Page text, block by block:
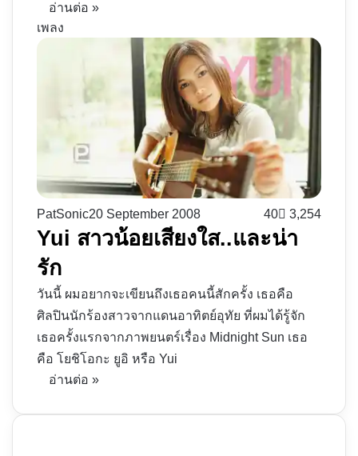
อ่านต่อ »
เพลง
PatSonic20 September 2008 40 3,254
Yui สาวน้อยเสียงใส..และน่า
รัก
วันนี้ ผมอยากจะเขียนถึงเธอคนนี้สักครั้ง เธอคือ
ศิลปินนักร้องสาวจากแดนอาทิตย์อุทัย ที่ผมได้รู้จัก
เธอครั้งแรกจากภาพยนตร์เรื่อง Midnight Sun เธอ
คือ โยชิโอกะ ยูอิ หรือ Yui
อ่านต่อ »